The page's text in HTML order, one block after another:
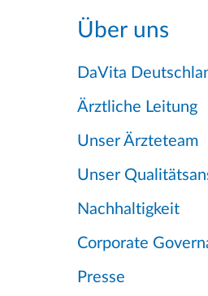
Über uns
DaVita
Ärztliche Leitung
Unser Ärzteteam
Unser
Nachhaltigkeit
Corporate
Presse